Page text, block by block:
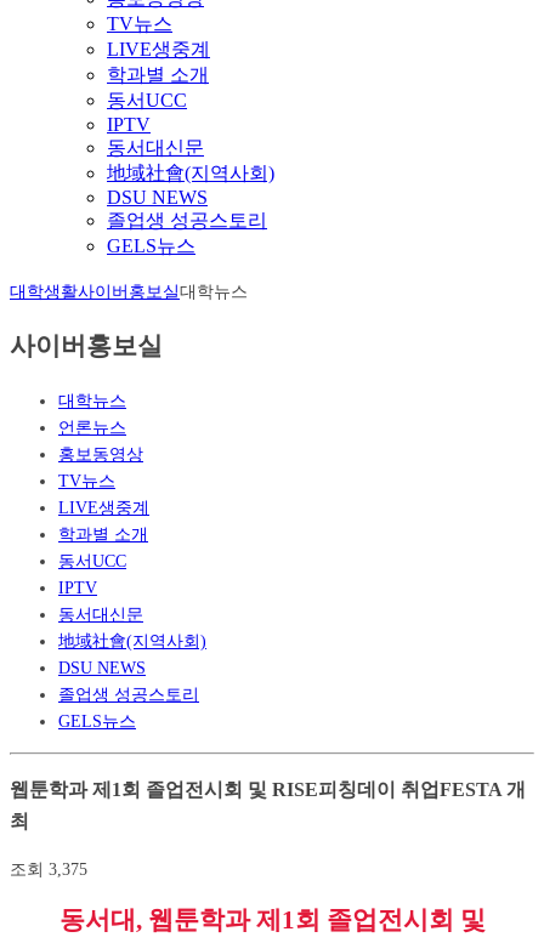
TV뉴스
LIVE생중계
학과별 소개
동서UCC
IPTV
동서대신문
地域社會(지역사회)
DSU NEWS
졸업생 성공스토리
GELS뉴스
대학생활사이버홍보실대학뉴스
사이버홍보실
대학뉴스
언론뉴스
홍보동영상
TV뉴스
LIVE생중계
학과별 소개
동서UCC
IPTV
동서대신문
地域社會(지역사회)
DSU NEWS
졸업생 성공스토리
GELS뉴스
웹툰학과 제1회 졸업전시회 및 RISE피칭데이 취업FESTA 개
최
조회 3,375
동서대, 웹툰학과 제 1회 졸업전시회 및